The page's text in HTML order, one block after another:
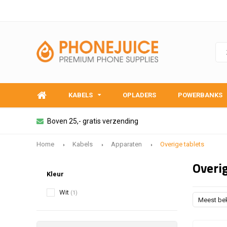
KABELS OPLADERS POWERBANKS
Boven 25,- gratis verzending
Home Kabels Apparaten Overige tablets
Kleur
Wit (1)
Meest